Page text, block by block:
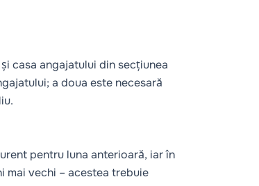
casa angajatului din secțiunea
a doua este necesară
pentru luna anterioară, iar în
mai vechi – acestea trebuie